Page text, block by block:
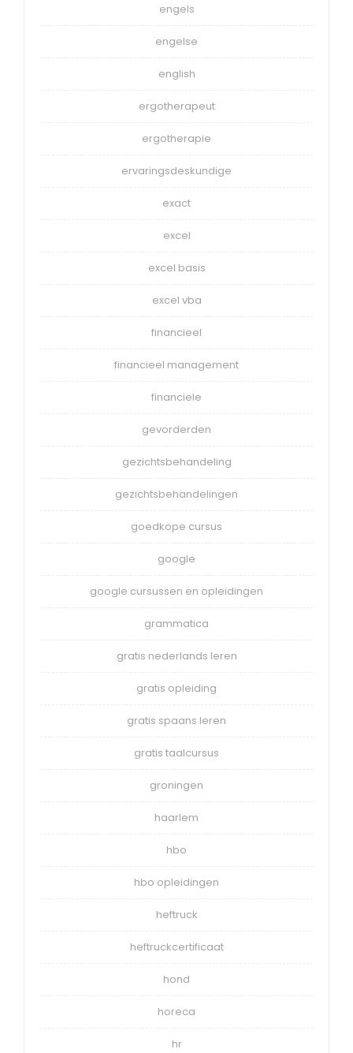
engels
engelse
english
ergotherapeut
ergotherapie
ervaringsdeskundige
exact
excel
excel basis
excel vba
financieel
financieel management
financiele
gevorderden
gezichtsbehandeling
gezichtsbehandelingen
goedkope cursus
google
google cursussen en opleidingen
grammatica
gratis nederlands leren
gratis opleiding
gratis spaans leren
gratis taalcursus
groningen
haarlem
hbo
hbo opleidingen
heftruck
heftruckcertificaat
hond
horeca
hr